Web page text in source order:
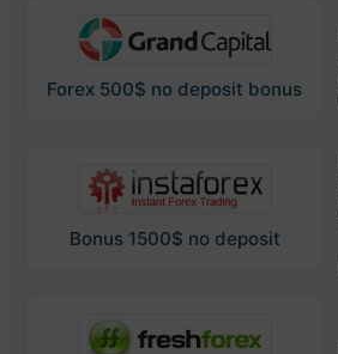
Forex 500$ no deposit bonus
Bonus 1500$ no deposit